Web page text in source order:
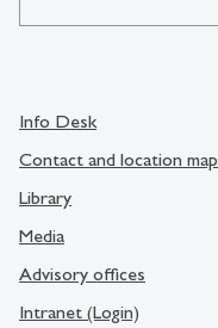
Info Desk
Contact and location map
Library
Media
Advisory offices
Intranet (Login)